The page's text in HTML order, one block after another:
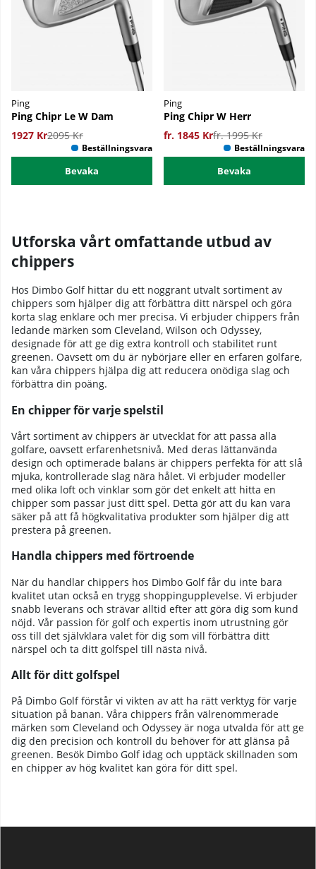
Ping
Ping Chipr Le W Dam
1927 Kr2095 Kr
Bevaka
Ping
Ping Chipr W Herr
fr. 1845 Krfr. 1995 Kr
Bevaka
Utforska vårt omfattande utbud av
chippers
Hos Dimbo Golf hittar du ett noggrant utvalt sortiment av
chippers som hjälper dig att förbättra ditt närspel och göra
korta slag enklare och mer precisa. Vi erbjuder chippers från
ledande märken som Cleveland, Wilson och Odyssey,
designade för att ge dig extra kontroll och stabilitet runt
greenen. Oavsett om du är nybörjare eller en erfaren golfare,
kan våra chippers hjälpa dig att reducera onödiga slag och
förbättra din poäng.
En chipper för varje spelstil
Vårt sortiment av chippers är utvecklat för att passa alla
golfare, oavsett erfarenhetsnivå. Med deras lättanvända
design och optimerade balans är chippers perfekta för att slå
mjuka, kontrollerade slag nära hålet. Vi erbjuder modeller
med olika loft och vinklar som gör det enkelt att hitta en
chipper som passar just ditt spel. Detta gör att du kan vara
säker på att få högkvalitativa produkter som hjälper dig att
prestera på greenen.
Handla chippers med förtroende
När du handlar chippers hos Dimbo Golf får du inte bara
kvalitet utan också en trygg shoppingupplevelse. Vi erbjuder
snabb leverans och strävar alltid efter att göra dig som kund
nöjd. Vår passion för golf och expertis inom utrustning gör
oss till det självklara valet för dig som vill förbättra ditt
närspel och ta ditt golfspel till nästa nivå.
Allt för ditt golfspel
På Dimbo Golf förstår vi vikten av att ha rätt verktyg för varje
situation på banan. Våra chippers från välrenommerade
märken som Cleveland och Odyssey är noga utvalda för att ge
dig den precision och kontroll du behöver för att glänsa på
greenen. Besök Dimbo Golf idag och upptäck skillnaden som
en chipper av hög kvalitet kan göra för ditt spel.